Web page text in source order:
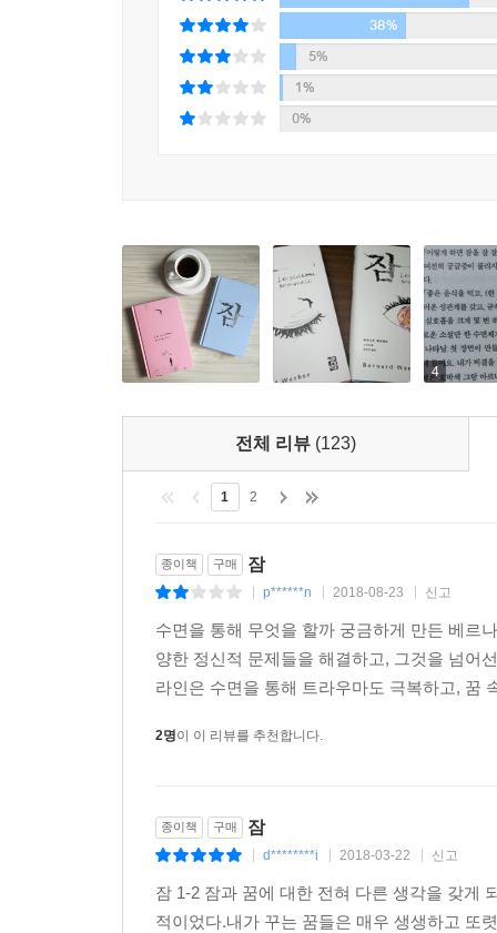
38%
5%
1%
0%
4
전체 리뷰 (123)
1 2
종이책 구매 잠
p******n 2018-08-23 신고
수면을 통해 무엇을 할까 궁금하게 만든 베르
양한 정신적 문제들을 해결하고, 그것을 넘어
라인은 수면을 통해 트라우마도 극복하고, 꿈
2명이 이 리뷰를 추천합니다.
종이책 구매 잠
d********i 2018-03-22 신고
잠 1-2 잠과 꿈에 대한 전혀 다른 생각을 갖게
적이었다.내가 꾸는 꿈들은 매우 생생하고 또